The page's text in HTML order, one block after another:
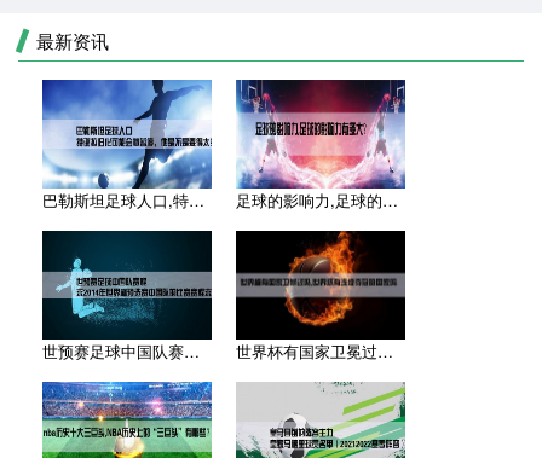
最新资讯
巴勒斯坦足球人口,特谢拉归化可能会被暂停，他是不是要得太多了 足球的影响力,足球的影响力有多大？
世预赛足球中国队赛程,求2014年世界杯预选赛中国队的比赛赛 世界杯有国家卫冕过吗,世界杯有连续夺冠的国家吗